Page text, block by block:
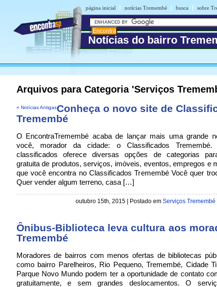
página inicial | notícias Tremembé | busca | sobre
Notícias do bairro
Arquivos para Categoria 'Serviços
« Notícias AntigasConheça o novo site de
Tremembé
O EncontraTremembé acaba de lançar mais uma grande
você, morador da cidade: o Classificados
classificados oferece diversas opções de categorias
gratuita de produtos, serviços, imóveis, eventos, empregos e
que você encontra no Classificados Tremembé Você quer
Quer vender algum terreno, casa […]
outubro 15th, 2015 | Postado em Serviços Tremembé
Ônibus-Biblioteca leva cultura aos
Tremembé
Moradores de bairros com menos ofertas de bibliotecas
como bairro Parelheiros, Rio Pequeno, Tremembé, Cidade
Parque Novo Mundo podem ter a oportunidade de contato
gratuitamente, e sem grandes deslocamentos. O